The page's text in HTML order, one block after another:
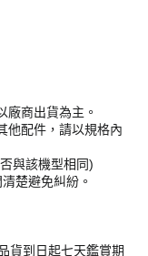
廠商出貨為主。
他配件，請以規格內
與該機型相同)
楚避免糾紛。
貨到日起七天鑑賞期